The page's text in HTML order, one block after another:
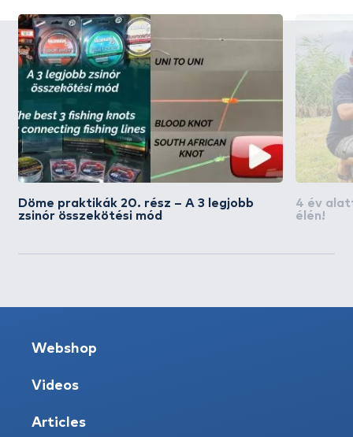
Döme praktikák 20. rész – A 3 legjobb
zsinór összekötési mód
4 év
élén!
Webshop
Videos
Articles